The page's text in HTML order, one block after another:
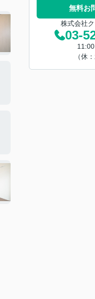
無料お
株式会社
03-
（休